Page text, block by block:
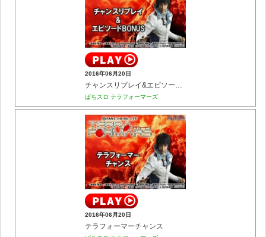
2016年06月20日
チャンスリプレイ&エピソードBONUS
ぱちスロ テラフォーマーズ
2016年06月20日
テラフォーマーチャンス